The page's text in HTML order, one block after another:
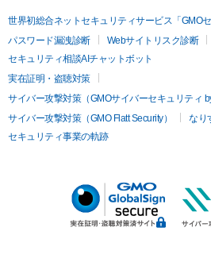
世界初総合ネットセキュリティサービス「GMOセ
パスワード漏洩診断
Webサイトリスク診断
セキュリティ相談AIチャットボット
実在証明・盗聴対策
サイバー攻撃対策（GMOサイバーセキュリティ
サイバー攻撃対策（GMO Flatt Security）
なり
セキュリティ事業の軌跡